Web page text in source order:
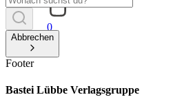
0
Abbrechen
Footer
Bastei Lübbe Verlagsgruppe